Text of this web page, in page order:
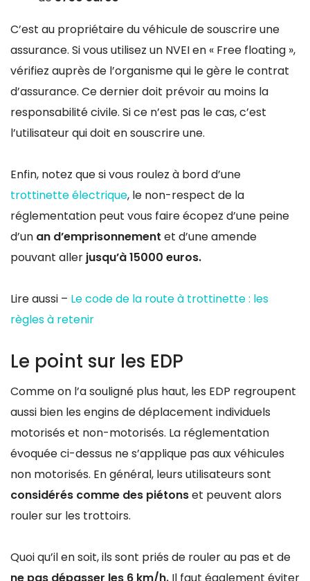
C’est au propriétaire du véhicule de souscrire une
assurance. Si vous utilisez un NVEI en « Free floating »,
vérifiez auprès de l’organisme qui le gère le contrat
d’assurance. Ce dernier doit prévoir au moins la
responsabilité civile. Si ce n’est pas le cas, c’est
l’utilisateur qui doit en souscrire une.
Enfin, notez que si vous roulez à bord d’une
trottinette électrique, le non-respect de la
réglementation peut vous faire écopez d’une peine
d’un an d’emprisonnement et d’une amende
pouvant aller jusqu’à 15000 euros.
Lire aussi – Le code de la route à trottinette : les
règles à retenir
Le point sur les EDP
Comme on l’a souligné plus haut, les EDP regroupent
aussi bien les engins de déplacement individuels
motorisés et non-motorisés. La réglementation
évoquée ci-dessus ne s’applique pas aux véhicules
non motorisés. En général, leurs utilisateurs sont
considérés comme des piétonset peuvent alors
rouler sur les trottoirs.
Quoi qu’il en soit, ils sont priés de rouler au pas et de
ne pas dépasser les 6 km/h. Il faut également éviter